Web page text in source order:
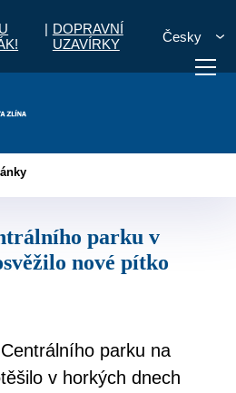
| DOPRAVNÍ
UZAVÍRKY
Česky
zaplatit
nové pítko
parku na
v horkých dnech